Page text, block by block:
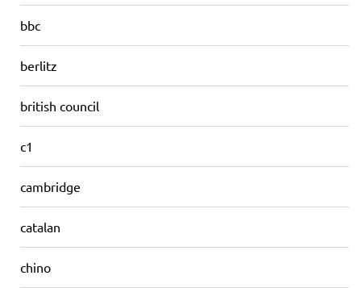
bbc
berlitz
british council
c1
cambridge
catalan
chino